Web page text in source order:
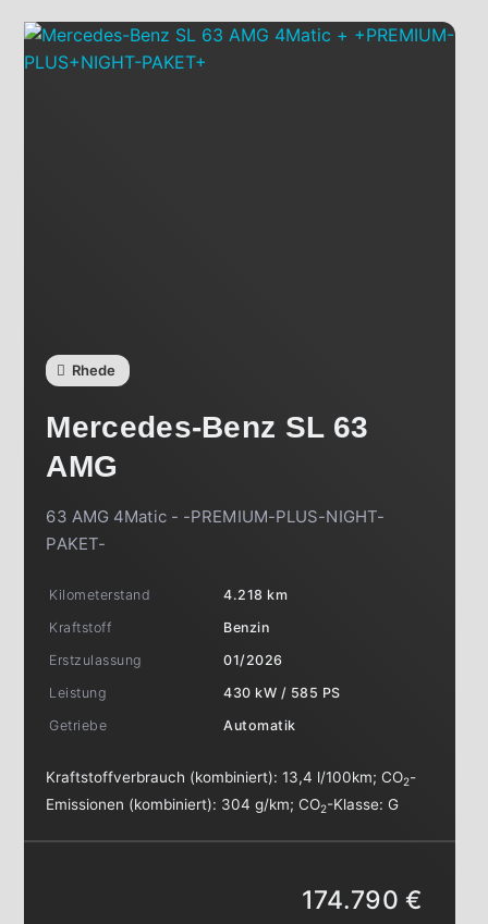
Rhede
Mercedes-Benz SL 63
AMG
63 AMG 4Matic - -PREMIUM-PLUS-NIGHT-
PAKET-
Kilometerstand
4.218 km
Kraftstoff
Benzin
Erstzulassung
01/2026
Leistung
430 kW / 585 PS
Getriebe
Automatik
Kraftstoffverbrauch (kombiniert):13,4 l/100km;CO2-
Emissionen (kombiniert): 304 g/km;CO2-Klasse:G
174.790 €